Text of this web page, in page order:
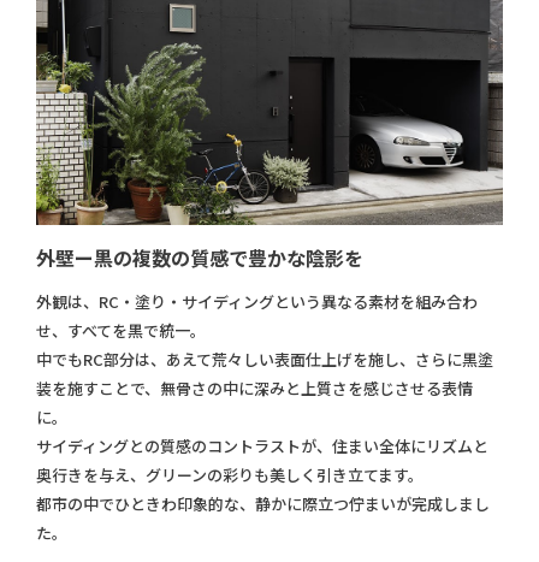
外壁ー黒の複数の質感で豊かな陰影を
外観は、RC・塗り・サイディングという異なる素材を組み合わ
せ、すべてを黒で統一。
中でもRC部分は、あえて荒々しい表面仕上げを施し、さらに黒塗
装を施すことで、無骨さの中に深みと上質さを感じさせる表情
に。
サイディングとの質感のコントラストが、住まい全体にリズムと
奥行きを与え、グリーンの彩りも美しく引き立てます。
都市の中でひときわ印象的な、静かに際立つ佇まいが完成しまし
た。